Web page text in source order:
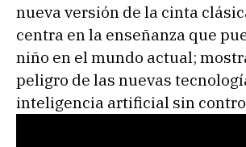
nueva versión de la cinta
centra en la enseñanza que
niño en el mundo actual;
peligro de las nuevas
inteligencia artificial sin